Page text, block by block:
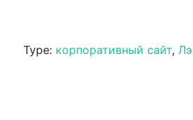
Type: корпоративный сайт,